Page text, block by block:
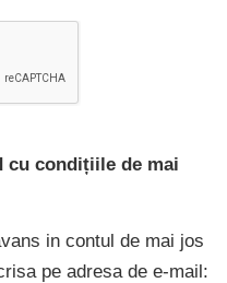
cu condițiile de mai
in contul de mai jos
pe adresa de e-mail: